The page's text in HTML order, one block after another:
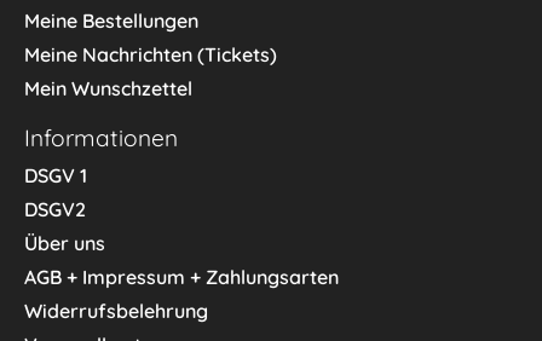
Meine Bestellungen
Meine Nachrichten (Tickets)
Mein Wunschzettel
Informationen
DSGV 1
DSGV2
Über uns
AGB + Impressum + Zahlungsarten
Widerrufsbelehrung